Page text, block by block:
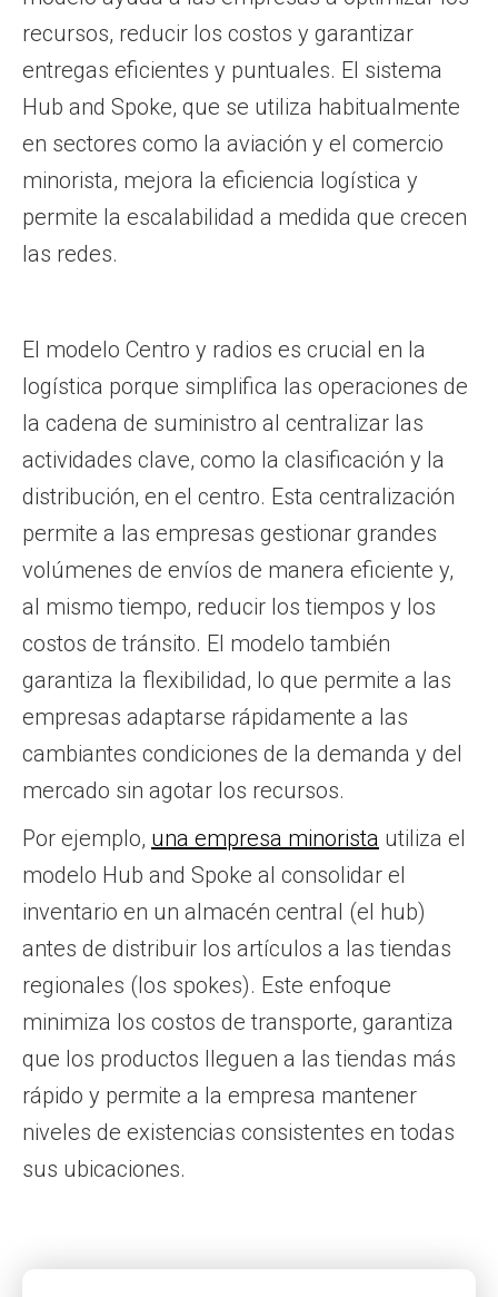
recursos, reducir los costos y garantizar
entregas eficientes y puntuales. El sistema
Hub and Spoke, que se utiliza habitualmente
en sectores como la aviación y el comercio
minorista, mejora la eficiencia logística y
permite la escalabilidad a medida que crecen
las redes.
El modelo Centro y radios es crucial en la
logística porque simplifica las operaciones de
la cadena de suministro al centralizar las
actividades clave, como la clasificación y la
distribución, en el centro. Esta centralización
permite a las empresas gestionar grandes
volúmenes de envíos de manera eficiente y,
al mismo tiempo, reducir los tiempos y los
costos de tránsito. El modelo también
garantiza la flexibilidad, lo que permite a las
empresas adaptarse rápidamente a las
cambiantes condiciones de la demanda y del
mercado sin agotar los recursos.
Por ejemplo, una empresa minorista utiliza el
modelo Hub and Spoke al consolidar el
inventario en un almacén central (el hub)
antes de distribuir los artículos a las tiendas
regionales (los spokes). Este enfoque
minimiza los costos de transporte, garantiza
que los productos lleguen a las tiendas más
rápido y permite a la empresa mantener
niveles de existencias consistentes en todas
sus ubicaciones.